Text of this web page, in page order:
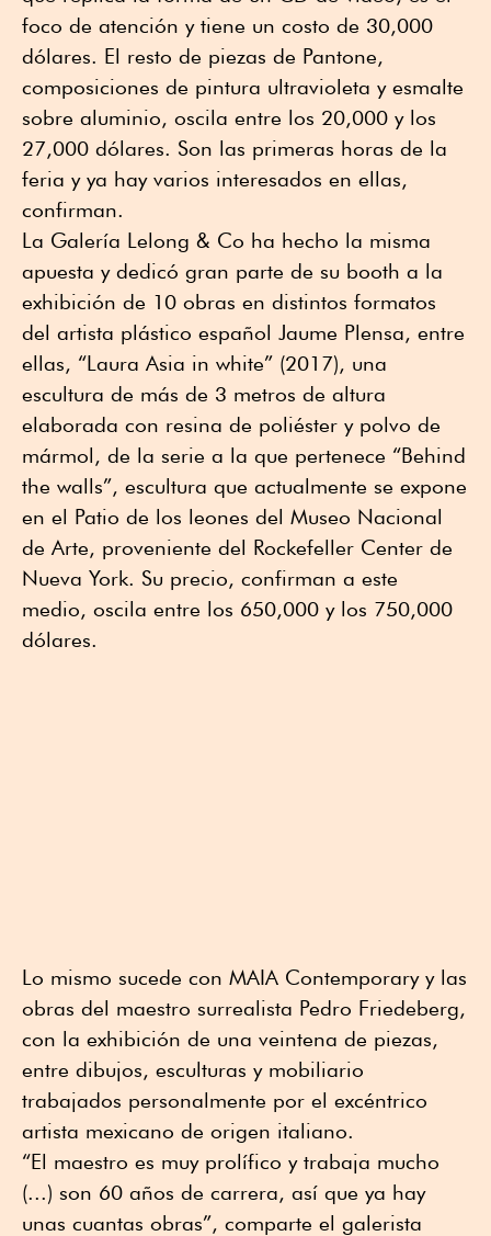
foco de atención y tiene un costo de 30,000
dólares. El resto de piezas de Pantone,
composiciones de pintura ultravioleta y esmalte
sobre aluminio, oscila entre los 20,000 y los
27,000 dólares. Son las primeras horas de la
feria y ya hay varios interesados en ellas,
confirman.
La Galería Lelong & Co ha hecho la misma
apuesta y dedicó gran parte de su booth a la
exhibición de 10 obras en distintos formatos
del artista plástico español Jaume Plensa, entre
ellas, “Laura Asia in white” (2017), una
escultura de más de 3 metros de altura
elaborada con resina de poliéster y polvo de
mármol, de la serie a la que pertenece “Behind
the walls”, escultura que actualmente se expone
en el Patio de los leones del Museo Nacional
de Arte, proveniente del Rockefeller Center de
Nueva York. Su precio, confirman a este
medio, oscila entre los 650,000 y los 750,000
dólares.
Lo mismo sucede con MAIA Contemporary y las
obras del maestro surrealista Pedro Friedeberg,
con la exhibición de una veintena de piezas,
entre dibujos, esculturas y mobiliario
trabajados personalmente por el excéntrico
artista mexicano de origen italiano.
“El maestro es muy prolífico y trabaja mucho
(...) son 60 años de carrera, así que ya hay
unas cuantas obras”, comparte el galerista